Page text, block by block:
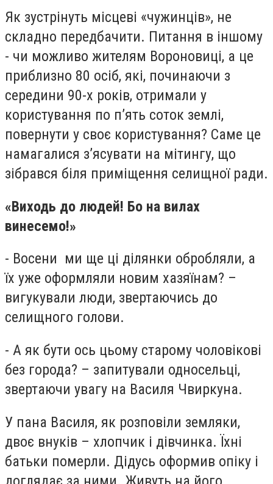
Як зустрінуть місцеві «чужинців», не
складно передбачити. Питання в іншому
- чи можливо жителям Вороновиці, а це
приблизно 80 осіб, які, починаючи з
середини 90-х років, отримали у
користування по п’ять соток землі,
повернути у своє користування? Саме це
намагалися з’ясувати на мітингу, що
зібрався біля приміщення селищної ради.
«Виходь до людей! Бо на вилах
винесемо!»
- Восени ми ще ці ділянки обробляли, а
їх уже оформляли новим хазяїнам? –
вигукували люди, звертаючись до
селищного голови.
- А як бути ось цьому старому чоловікові
без города? – запитували односельці,
звертаючи увагу на Василя Чвиркуна.
У пана Василя, як розповіли земляки,
двоє внуків – хлопчик і дівчинка. Їхні
батьки померли. Дідусь оформив опіку і